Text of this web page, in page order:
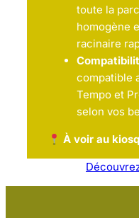
toute la
homogène
racinaire
compatible
Tempo et
selon vos
À voir au